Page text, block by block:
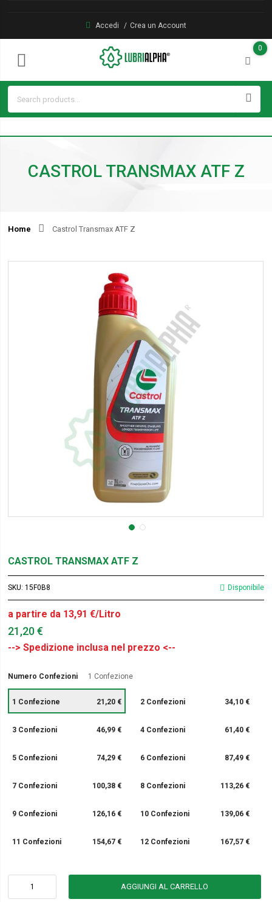
Accedi Crea un Account
0
CASTROL TRANSMAX ATF Z
Home Castrol Transmax ATF Z
CASTROL TRANSMAX ATF Z
Disponibile
SKU 15F0B8
a partire da 13,91 €/Litro
21,20 €
Numero Confezioni 1 Confezione
1 Confezione 21,20 € 2 Confezioni 34,10 €
3 Confezioni 46,99 € 4 Confezioni 61,40 €
5 Confezioni 74,29 € 6 Confezioni 87,49 €
7 Confezioni 100,38 € 8 Confezioni 113,26 €
9 Confezioni 126,16 € 10 Confezioni 139,06 €
11 Confezioni 154,67 € 12 Confezioni 167,57 €
AGGIUNGI AL CARRELLO